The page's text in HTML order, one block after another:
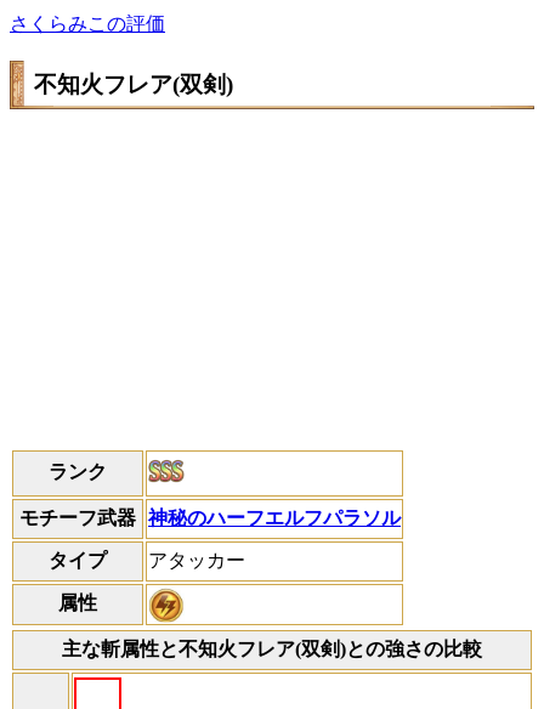
さくらみこの評価
不知火フレア(双剣)
ランク
モチーフ武器 神秘のハーフエルフパラソル
タイプ アタッカー
属性
主な斬属性と不知火フレア(双剣)との強さの比較